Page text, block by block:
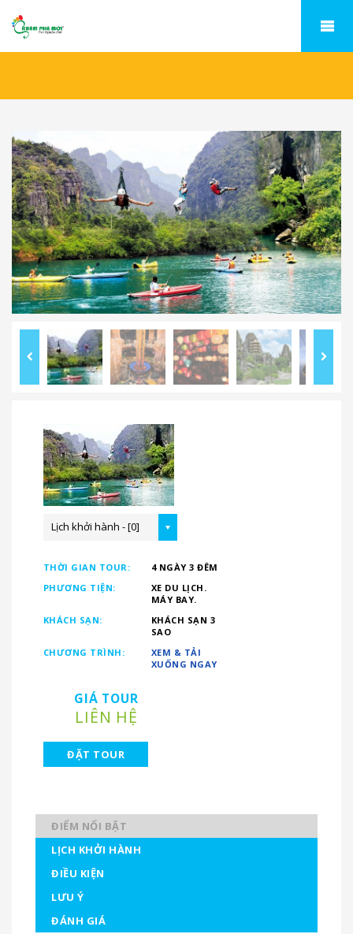
Lịch khởi hành - [0]
THỜI GIAN TOUR:
4 NGÀY 3 ĐÊM
PHƯƠNG TIỆN:
XE DU LỊCH.
MÁY BAY.
KHÁCH SẠN:
KHÁCH SẠN 3
SAO
CHƯƠNG TRÌNH:
XEM & TẢI
XUỐNG NGAY
GIÁ TOUR
LIÊN HỆ
ĐẶT TOUR
ĐIỂM NỔI BẬT
LỊCH KHỞI HÀNH
ĐIỀU KIỆN
LƯU Ý
ĐÁNH GIÁ